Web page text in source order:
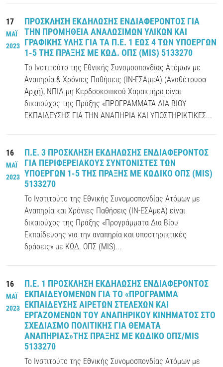
17
ΜΑΪ
2023
ΠΡΟΣΚΛΗΣΗ ΕΚΔΗΛΩΣΗΣ ΕΝΔΙΑΦΕΡΟΝΤΟΣ ΓΙΑ
ΤΗΝ ΠΡΟΜΗΘΕΙΑ ΑΝΑΛΩΣΙΜΩΝ ΥΛΙΚΩΝ ΚΑΙ
ΓΡΑΦΙΚΗΣ ΥΛΗΣ ΓΙΑ ΤΑ Π.Ε. 1 ΕΩΣ 4 ΤΩΝ ΥΠΟΕΡΓΩΝ
1-5 ΤΗΣ ΠΡΑΞΗΣ ΜΕ ΚΩΔ. ΟΠΣ (MIS) 5133270
Τo Ινστιτούτο της Εθνικής Συνομοσπονδίας Ατόμων με
Αναπηρία & Χρόνιες Παθήσεις (IN-ΕΣΑμεΑ) (Αναθέτουσα
Αρχή), ΝΠΙΔ μη Κερδοσκοπικού Χαρακτήρα είναι
δικαιούχος της Πράξης «ΠΡΟΓΡΑΜΜΑΤΑ ΔΙΑ ΒΙΟΥ
ΕΚΠΑΙΔΕΥΣΗΣ ΓΙΑ ΤΗΝ ΑΝΑΠΗΡΙΑ ΚΑΙ ΥΠΟΣΤΗΡΙΚΤΙΚΕΣ...
16
ΜΑΪ
2023
Π.Ε. 3 ΠΡΟΣΚΛΗΣΗ ΕΚΔΗΛΩΣΗΣ ΕΝΔΙΑΦΕΡΟΝΤΟΣ
ΓΙΑ ΠΕΡΙΦΕΡΕΙΑΚΟΥΣ ΣΥΝΤΟΝΙΣΤΕΣ ΤΩΝ
ΥΠΟΕΡΓΩΝ 1-5 ΤΗΣ ΠΡΑΞΗΣ ΜΕ ΚΩΔΙΚΟ ΟΠΣ (MIS)
5133270
Το Ινστιτούτο της Εθνικής Συνομοσπονδίας Ατόμων με
Αναπηρία και Χρόνιες Παθήσεις (ΙΝ-ΕΣΑμεΑ) είναι
δικαιούχος της Πράξης «Προγράμματα Δια Βίου
Εκπαίδευσης για την αναπηρία και υποστηρικτικές
δράσεις» με ΚΩΔ. ΟΠΣ (MIS)...
16
ΜΑΪ
2023
Π.Ε. 1 ΠΡΟΣΚΛΗΣΗ ΕΚΔΗΛΩΣΗΣ ΕΝΔΙΑΦΕΡΟΝΤΟΣ
ΕΚΠΑΙΔΕΥΟΜΕΝΩΝ ΓΙΑ ΤΟ «ΠΡΟΓΡΑΜΜΑ
ΕΚΠΑΙΔΕΥΣΗΣ ΑΙΡΕΤΩΝ ΣΤΕΛΕΧΩΝ ΚΑΙ
ΕΡΓΑΖΟΜΕΝΩΝ ΤΟΥ ΑΝΑΠΗΡΙΚΟΥ ΚΙΝΗΜΑΤΟΣ ΣΤΟ
ΣΧΕΔΙΑΣΜΟ ΠΟΛΙΤΙΚΗΣ ΓΙΑ ΘΕΜΑΤΑ
ΑΝΑΠΗΡΙΑΣ»ΤΗΣ ΠΡΑΞΗΣ ΜΕ ΚΩΔΙΚΟ ΟΠΣ/MIS
5133270
Το Ινστιτούτο της Εθνικής Συνομοσπονδίας Ατόμων με